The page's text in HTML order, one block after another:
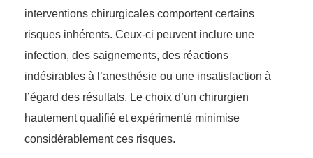
interventions chirurgicales comportent certains
risques inhérents. Ceux-ci peuvent inclure une
infection, des saignements, des réactions
indésirables à l’anesthésie ou une insatisfaction à
l’égard des résultats. Le choix d’un chirurgien
hautement qualifié et expérimenté minimise
considérablement ces risques.